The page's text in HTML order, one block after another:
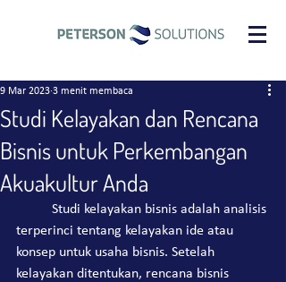
Studi Kelayakan dan Rencana
Bisnis untuk Perkembangan
Akuakultur Anda
9 Mar 2023 3 menit membaca
terperinci tentang kelayakan ide atau
konsep untuk usaha bisnis. Setelah
kelayakan ditentukan, rencana bisnis